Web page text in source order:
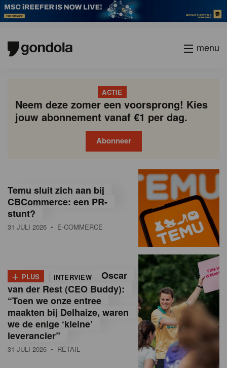
menu
ACTIE
Neem deze zomer een voorsprong! Kies
jouw abonnement vanaf €1 per dag.
Abonneer
o
n
d
a
M
a
g
a
Temu sluit zich aan bij
CBCommerce: een PR-
stunt?
31 JULI 2026 • E-COMMERCE
+ PLUS INTERVIEW
Oscar
van der Rest (CEO Buddy):
“Toen we onze entree
maakten bij Delhaize, waren
we de enige ‘kleine’
leverancier”
31 JULI 2026 • RETAIL